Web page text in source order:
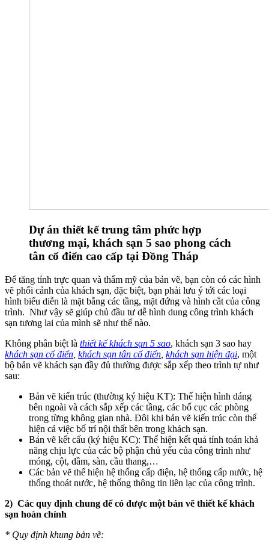
Dự án thiết kế trung tâm phức hợp
thương mại, khách sạn 5 sao phong cách
tân cổ điển cao cấp tại Đồng Tháp
Để tăng tính trực quan và thẩm mỹ của bản vẽ, bạn còn có các hình
vẽ phối cảnh của khách sạn, đặc biệt, bạn phải lưu ý tới các loại
hình biểu diễn là mặt bằng các tầng, mặt đứng và hình cắt của công
trình. Như vậy sẽ giúp chủ đầu tư dễ hình dung công trình khách
sạn tương lai của mình sẽ như thế nào.
Không phân biệt là thiết kế khách sạn 5 sao, khách sạn 3 sao hay
khách sạn cổ điển khách sạn tân cổ điển khách sạn hiện đại, một
bộ bản vẽ khách sạn đầy đủ thường được sắp xếp theo trình tự như
sau:
Bản vẽ kiến trúc (thường ký hiệu KT): Thể hiện hình dáng
bên ngoài và cách sắp xếp các tầng, các bố cục các phòng
trong từng không gian nhà. Đôi khi bản vẽ kiến trúc còn thể
hiện cả việc bố trí nội thất bên trong khách sạn.
Bản vẽ kết cấu (ký hiệu KC): Thể hiện kết quả tính toán khả
năng chịu lực của các bộ phận chủ yếu của công trình như
móng, cột, dầm, sàn, cầu thang,…
Các bản vẽ thể hiện hệ thống cấp điện, hệ thống cấp nước, hệ
thống thoát nước, hệ thống thông tin liên lạc của công trình.
2) Các quy định chung để có được một bản vẽ thiết kế khách
sạn hoàn chỉnh
* Quy định khung bản vẽ: